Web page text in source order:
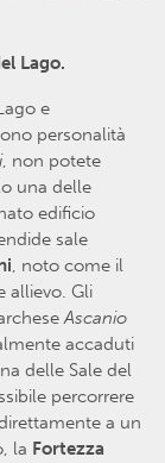
Lago.
e
personalità
, non potete
una delle
edificio
sale
, noto come il
allievo. Gli
Ascanio
accaduti
delle Sale del
percorrere
a un
la Fortezza